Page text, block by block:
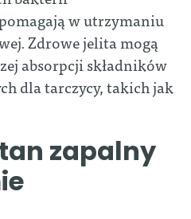
w utrzymaniu
Zdrowe jelita mogą
absorpcji składników
dla tarczycy, takich jak
zapalny